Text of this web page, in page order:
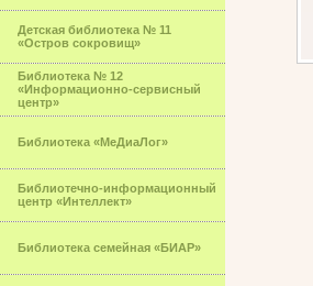
Детская библиотека № 11
«Остров сокровищ»
Библиотека № 12
«Информационно-сервисный
центр»
Библиотека «МеДиаЛог»
Библиотечно-информационный
центр «Интеллект»
Библиотека семейная «БИАР»